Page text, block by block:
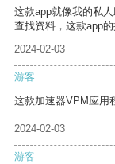
这款app就像我的私
查找资料，这款app
2024-02-03
游客
这款加速器VPM应用
2024-02-03
游客